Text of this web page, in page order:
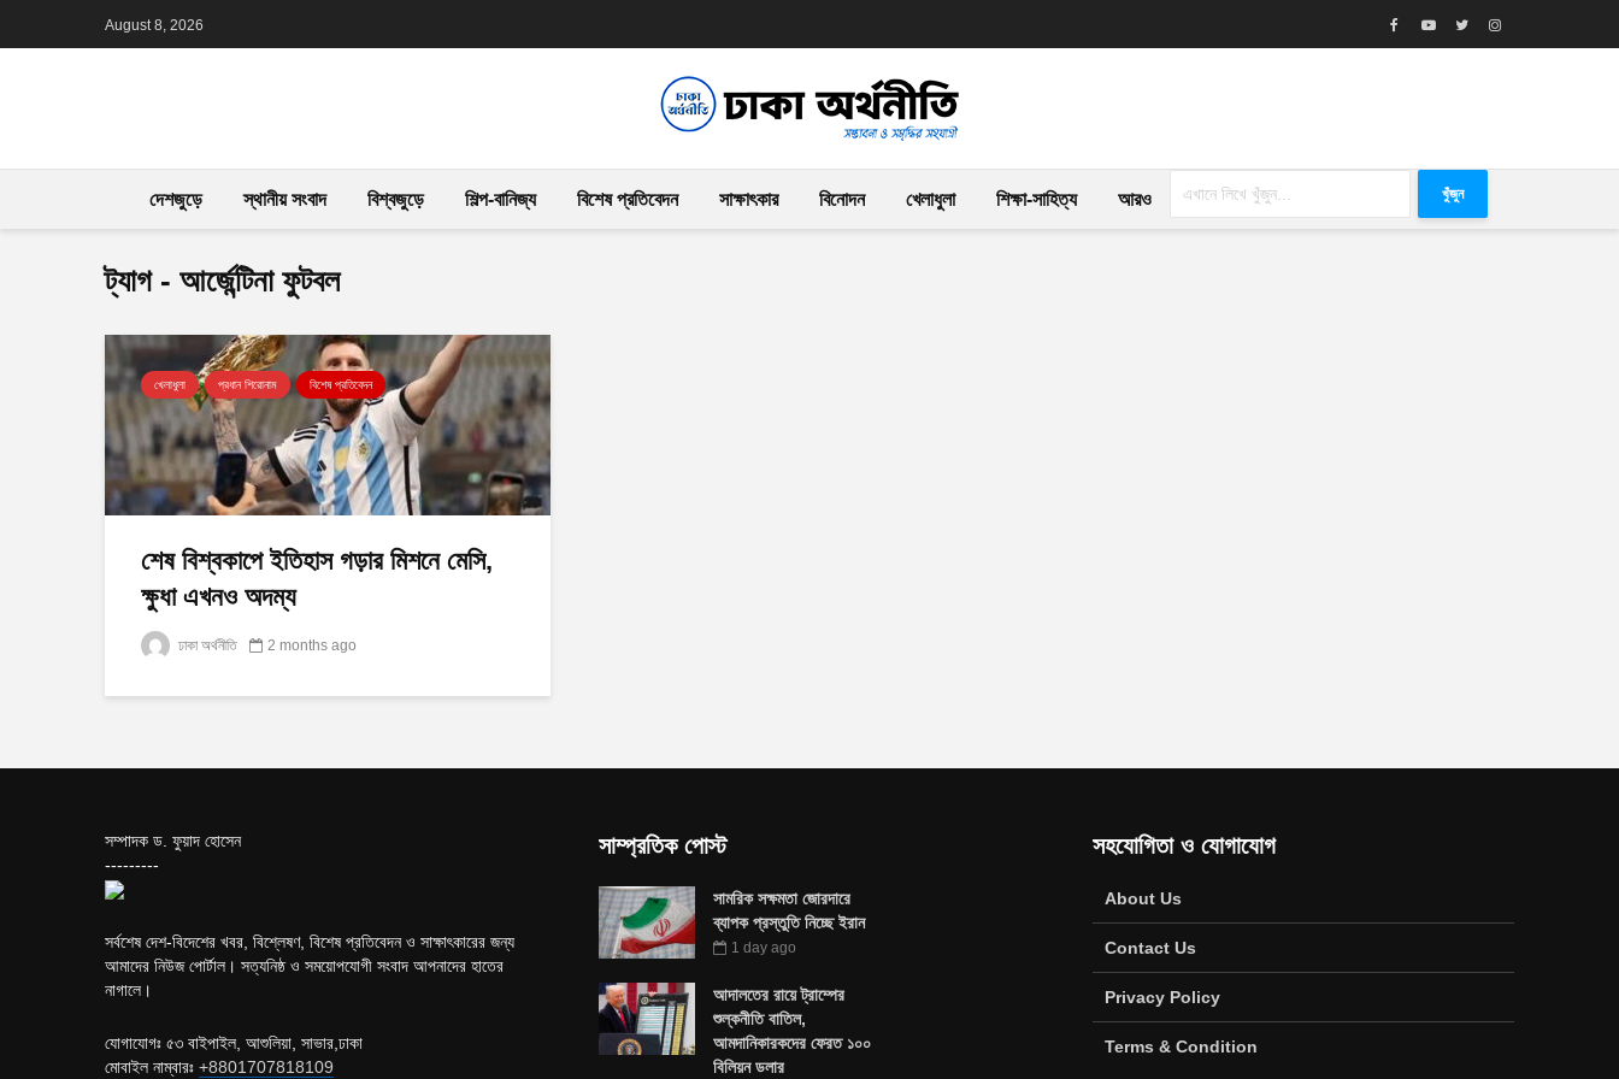
August 8, 2026
দেশজুড়ে স্থানীয় সংবাদ বিশ্বজুড়ে শিল্প-বানিজ্য বিশেষ প্রতিবেদন সাক্ষাৎকার বিনোদন খেলাধুলা শিক্ষা-সাহিত্য আরও খুঁজুন
ট্যাগ - আর্জেন্টিনা ফুটবল
খেলাধুলা প্রধান শিরোনাম বিশেষ প্রতিবেদন
শেষ বিশ্বকাপে ইতিহাস গড়ার মিশনে মেসি,
ক্ষুধা এখনও অদম্য
ঢাকা অর্থনীতি 2 months ago
সম্পাদক ড. ফুয়াদ হোসেন
---------
সর্বশেষ দেশ-বিদেশের খবর, বিশ্লেষণ, বিশেষ প্রতিবেদন ও সাক্ষাৎকারের জন্য
আমাদের নিউজ পোর্টাল। সত্যনিষ্ঠ ও সময়োপযোগী সংবাদ আপনাদের হাতের
নাগালে।
যোগাযোগঃ ৫৩ বাইপাইল, আশুলিয়া, সাভার,ঢাকা
মোবাইল নাম্বারঃ +8801707818109
সাম্প্রতিক পোস্ট
সামরিক সক্ষমতা জোরদারে
ব্যাপক প্রস্তুতি নিচ্ছে ইরান
1 day ago
আদালতের রায়ে ট্রাম্পের
শুল্কনীতি বাতিল,
আমদানিকারকদের ফেরত ১০০
বিলিয়ন ডলার
সহযোগিতা ও যোগাযোগ
About Us
Contact Us
Privacy Policy
Terms & Condition